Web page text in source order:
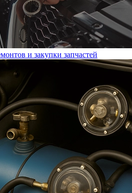
и закупки запчастей